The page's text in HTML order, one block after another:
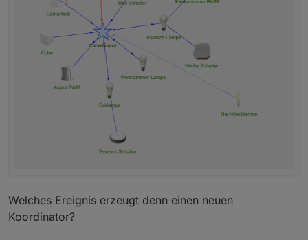
Welches Ereignis erzeugt denn einen neuen
Koordinator?